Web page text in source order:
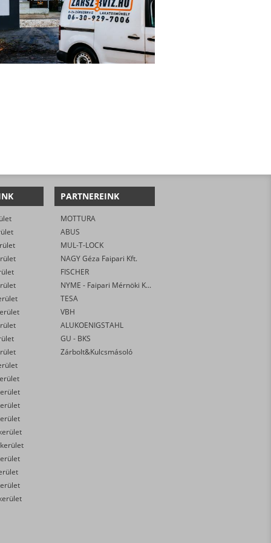
PARTNEREINK
MOTTURA
ABUS
MUL-T-LOCK
NAGY Géza Faipari Kft.
FISCHER
NYME - Faipari Mérnöki Kar
TESA
VBH
ALUKOENIGSTAHL
GU - BKS
Zárbolt&Kulcsmásoló